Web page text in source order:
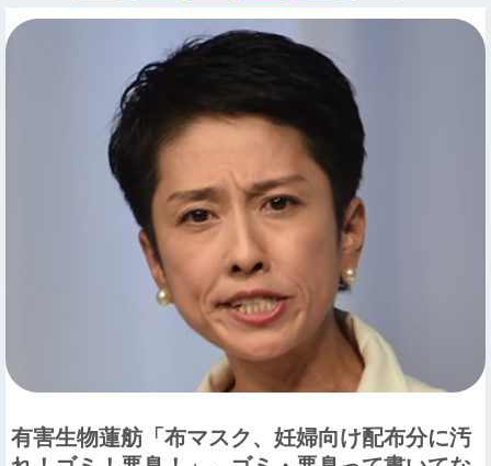
有害生物蓮舫「布マスク、妊婦向け配布分に汚